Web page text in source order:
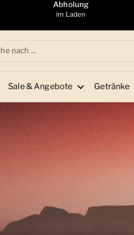
Abholung
im Laden
Sale & Angebote Getränke